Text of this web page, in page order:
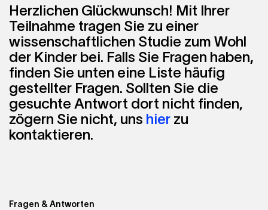
Herzlichen Glückwunsch! Mit Ihrer
Teilnahme tragen Sie zu einer
wissenschaftlichen Studie zum Wohl
der Kinder bei. Falls Sie Fragen haben,
finden Sie unten eine Liste häufig
gestellter Fragen. Sollten Sie die
gesuchte Antwort dort nicht finden,
zögern Sie nicht, uns hier zu
kontaktieren.
Fragen & Antworten